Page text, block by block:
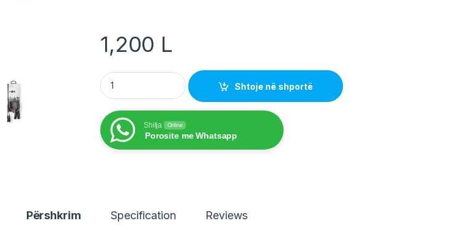
1,200 L
Balanced Audio Cable - 2x XLR 3-Pin Male to 2x RCA Male, 1.50m quantity
Shtoje në shportë
Shitja Online
Porosite me Whatsapp
Përshkrim Specification Reviews